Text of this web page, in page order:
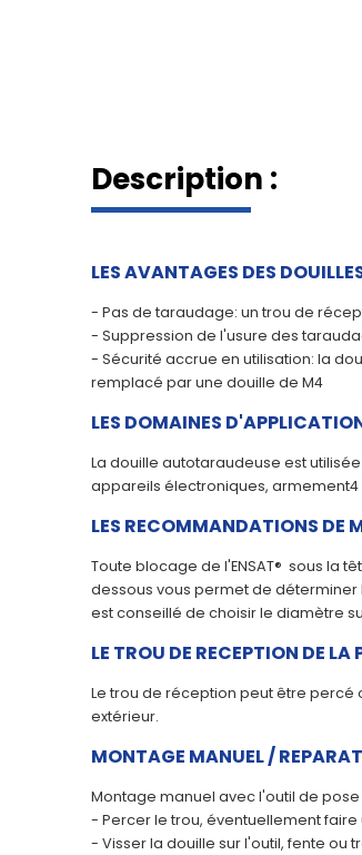
Description :
LES AVANTAGES DES
- Pas de taraudage: un trou de
- Suppression de l'usure des
- Sécurité accrue en utilisation: la
remplacé par une douille de M4
LES DOMAINES
La douille autotaraudeuse est
appareils électroniques, armement4
LES RECOMMANDATIONS DE
Toute blocage de l'ENSAT® sous la
dessous vous permet de
est conseillé de choisir le diamètre
LE TROU DE RECEPTION DE LA
Le trou de réception peut être percé
extérieur.
MONTAGE MANUEL /
Montage manuel avec l'outil de
- Percer le trou, éventuellement faire
- Visser la douille sur l'outil, fente ou